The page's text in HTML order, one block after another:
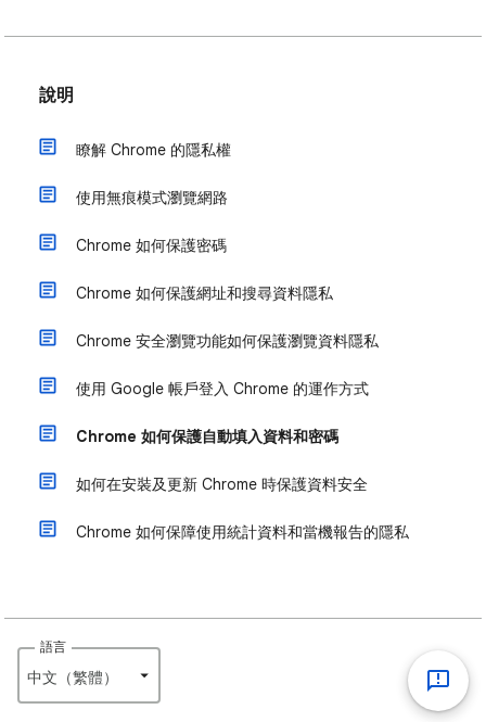
說明
瞭解 Chrome 的隱私權
使用無痕模式瀏覽網路
Chrome 如何保護密碼
Chrome 如何保護網址和搜尋資料隱私
Chrome 安全瀏覽功能如何保護瀏覽資料隱私
使用 Google 帳戶登入 Chrome 的運作方式
Chrome 如何保護自動填入資料和密碼
如何在安裝及更新 Chrome 時保護資料安全
Chrome 如何保障使用統計資料和當機報告的隱私
語言
中文（繁體）‎